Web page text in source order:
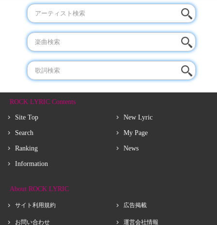
ROCK LYRIC Contents
Site Top
Search
Ranking
Information
New Lyric
My Page
News
About ROCK LYRIC
サイト利用規約
お問い合わせ
広告掲載
運営会社情報